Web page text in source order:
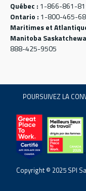
Québec : 1-866-861-
Ontario : 1-800-465-
Maritimes et
Manitoba
888-425-9505
POURSUIVEZ LA
Copyright © 2025 SPI